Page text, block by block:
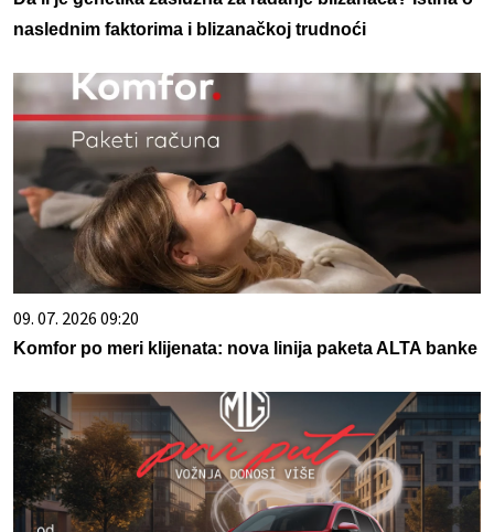
naslednim faktorima i blizanačkoj trudnoći
09. 07. 2026 09:20
Komfor po meri klijenata: nova linija paketa ALTA banke